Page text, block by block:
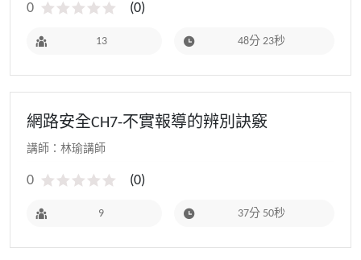
0 (0)
13 48分 23秒
網路安全CH7-不實報導的辨別訣竅
講師：林瑜講師
0 (0)
9 37分 50秒